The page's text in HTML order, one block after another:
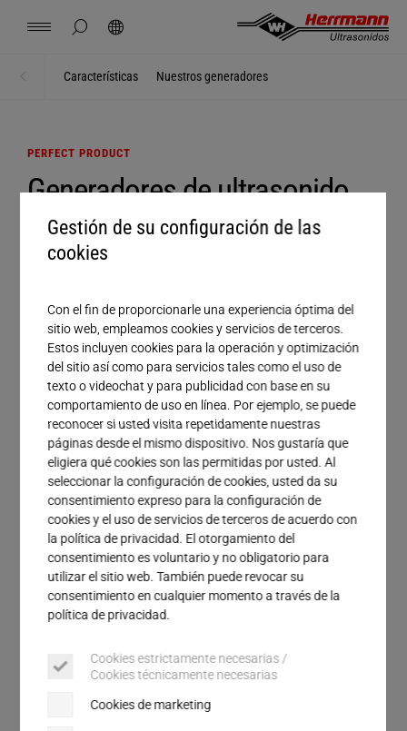
Gestión de su configuración de las
cookies
Con el fin de proporcionarle una experiencia óptima del
sitio web, empleamos cookies y servicios de terceros.
Estos incluyen cookies para la operación y optimización
del sitio así como para servicios tales como el uso de
texto o videochat y para publicidad con base en su
comportamiento de uso en línea. Por ejemplo, se puede
reconocer si usted visita repetidamente nuestras
páginas desde el mismo dispositivo. Nos gustaría que
eligiera qué cookies son las permitidas por usted. Al
seleccionar la configuración de cookies, usted da su
consentimiento expreso para la configuración de
cookies y el uso de servicios de terceros de acuerdo con
la política de privacidad. El otorgamiento del
consentimiento es voluntario y no obligatorio para
utilizar el sitio web. También puede revocar su
consentimiento en cualquier momento a través de la
política de privacidad.
Cookies estrictamente necesarias /
Cookies técnicamente necesarias
Cookies de marketing
ocultar búsqueda de página
Soluciones por segmento
Soldadura con ultrasonido
Empresa
Servicio
Contacto Lugares Noticias Empleo Descargas
Mexico
Hungary magyar
Características Nuestros generadores
PERFECT PRODUCT
Generadores de ultrasonido
para aplicaciones de
soldadura versátiles
Más de 60 años de experiencia nos han permitido
desarrollar las series ULTRAPLAST, ULTRAPACK y
ULTRABOND. Con la evolución continua tanto de
nuestro hardware como de nuestro software, en
Herrmann establecemos las normas a seguir para
toda la industria. Los generadores de ultrasonido
producen la cantidad requerida de alta tensión y
energía para el proceso de soldadura y mantienen
constante la amplitud. La técnica de regulación
precisa del generador garantiza la obtención de
resultados de soldadura reproducibles.
Características de los generadores
Todos los generadores de Herrmann ofrecen
opciones de interfaz versátiles para que la
comunicación con los controles de la máquina, o